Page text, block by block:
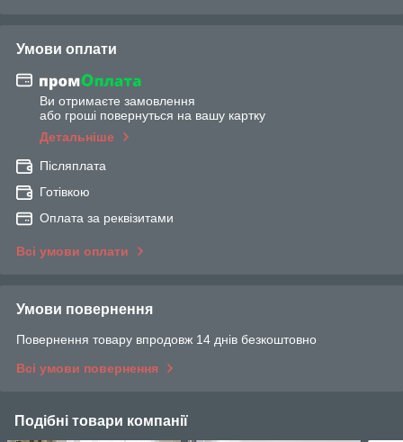
Умови оплати
Ви отримаєте замовлення
або гроші повернуться на вашу картку
Детальніше
Післяплата
Готівкою
Оплата за реквізитами
Всі умови оплати
Умови повернення
Повернення товару впродовж 14 днів безкоштовно
Всі умови повернення
Подібні товари компанії